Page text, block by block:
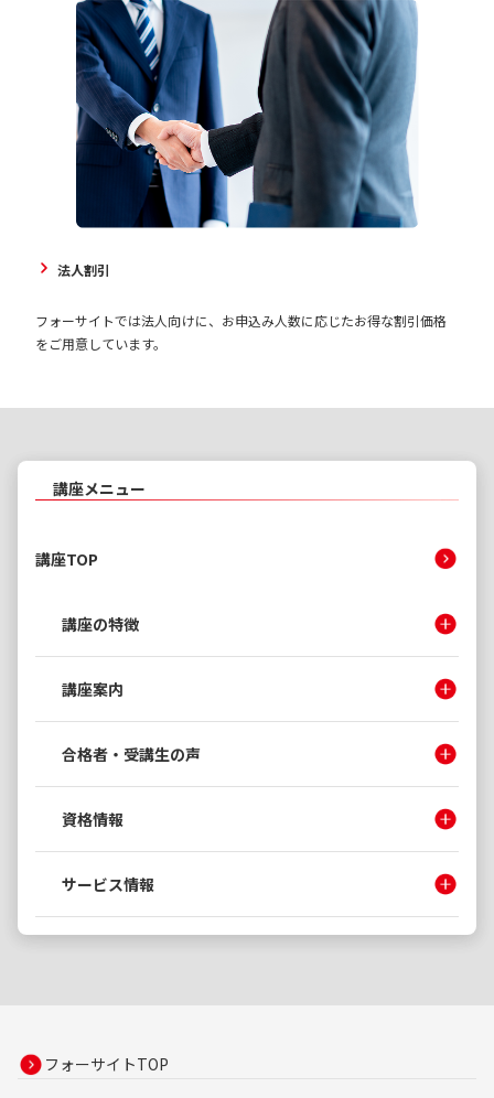
法人割引
フォーサイトでは法人向けに、お申込み人数に応じたお得な割引価格
をご用意しています。
講座メニュー
講座TOP
講座の特徴
講座案内
合格者・受講生の声
資格情報
サービス情報
フォーサイトTOP